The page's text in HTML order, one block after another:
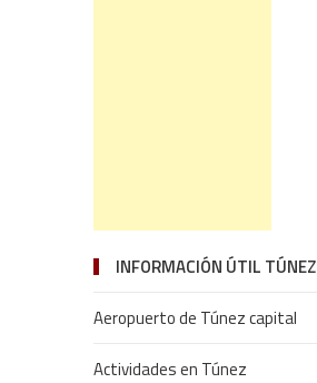
INFORMACIÓN ÚTIL TÚNEZ
Aeropuerto de Túnez capital
Actividades en Túnez